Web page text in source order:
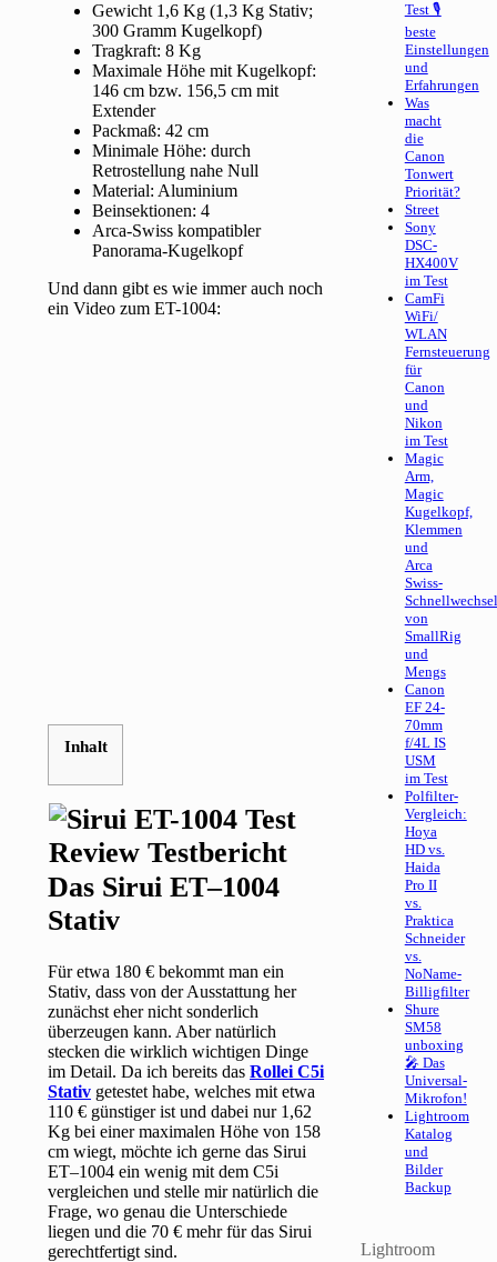
Gewicht 1,6 Kg (1,3 Kg Stativ;
300 Gramm Kugelkopf)
Tragkraft: 8 Kg
Maximale Höhe mit Kugelkopf:
146 cm bzw. 156,5 cm mit
Extender
Packmaß: 42 cm
Minimale Höhe: durch
Retrostellung nahe Null
Material: Aluminium
Beinsektionen: 4
Arca-Swiss kompatibler
Panorama-Kugelkopf
Und dann gibt es wie immer auch noch
ein Video zum ET-1004:
Inhalt
Das Sirui ET–1004
Stativ
Für etwa 180 € bekommt man ein
Stativ, dass von der Ausstattung her
zunächst eher nicht sonderlich
überzeugen kann. Aber natürlich
stecken die wirklich wichtigen Dinge
im Detail. Da ich bereits dasRollei C5i
Stativ getestet habe, welches mit etwa
110 € günstiger ist und dabei nur 1,62
Kg bei einer maximalen Höhe von 158
cm wiegt, möchte ich gerne das Sirui
ET–1004 ein wenig mit dem C5i
vergleichen und stelle mir natürlich die
Frage, wo genau die Unterschiede
liegen und die 70 € mehr für das Sirui
gerechtfertigt sind.
Test 🎙
beste
Einstellungen
und
Erfahrungen
Was
macht
die
Canon
Tonwert
Priorität?
Street
Sony
DSC-
HX400V
im Test
CamFi
WiFi/
WLAN
Fernsteuerung
für
Canon
und
Nikon
im Test
Magic
Arm,
Magic
Kugelkopf,
Klemmen
und
Arca
Swiss-
von
SmallRig
und
Mengs
Canon
EF 24-
70mm
f/4L IS
USM
im Test
Polfilter-
Vergleich:
Hoya
HD vs.
Haida
Pro II
vs.
Praktica
Schneider
vs.
NoName-
Billigfilter
Shure
SM58
unboxing
🎤 Das
Universal-
Mikrofon!
Lightroom
Katalog
und
Bilder
Backup
Lightroom